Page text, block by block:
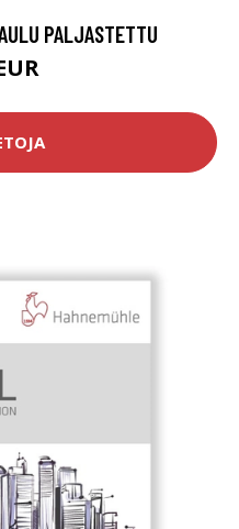
PALJASTETTU